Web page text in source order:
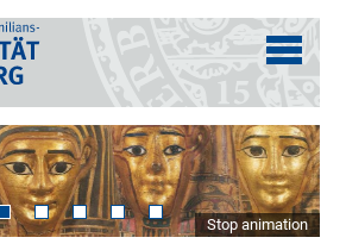
Stop animation